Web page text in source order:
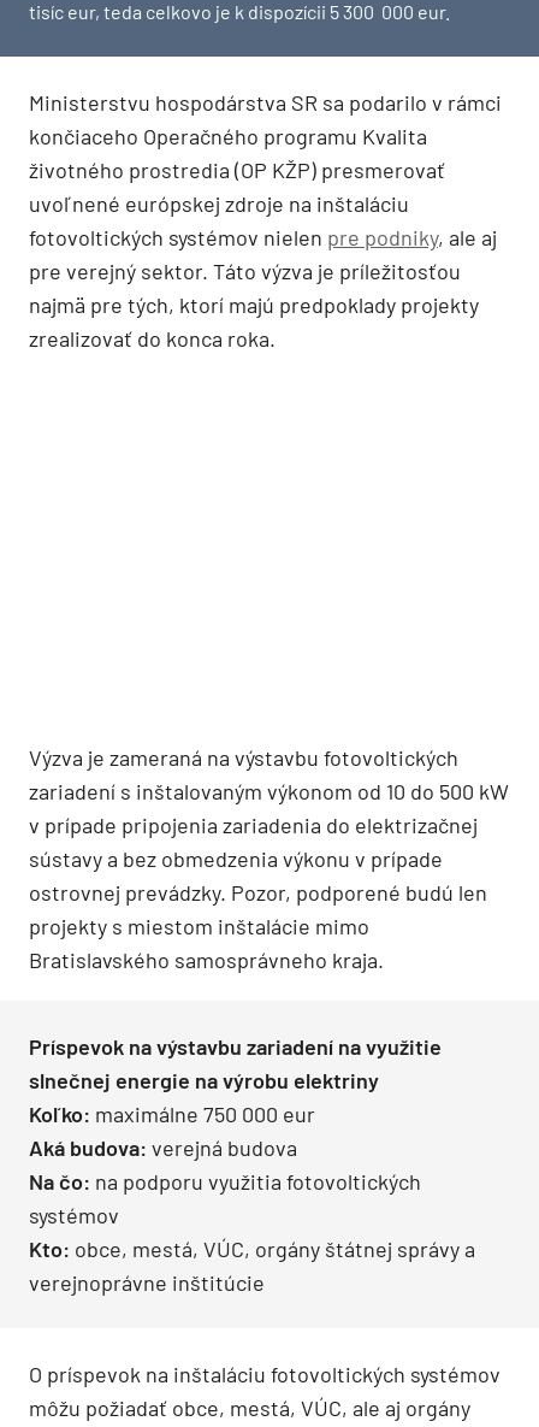
tisíc eur, teda celkovo je k dispozícii 5 300 000 eur.
Ministerstvu hospodárstva SR sa podarilo v rámci
končiaceho Operačného programu Kvalita
životného prostredia (OP KŽP) presmerovať
uvoľnené európskej zdroje na inštaláciu
fotovoltických systémov nielen pre podniky, ale aj
pre verejný sektor. Táto výzva je príležitosťou
najmä pre tých, ktorí majú predpoklady projekty
zrealizovať do konca roka.
Výzva je zameraná na výstavbu fotovoltických
zariadení s inštalovaným výkonom od 10 do 500 kW
v prípade pripojenia zariadenia do elektrizačnej
sústavy a bez obmedzenia výkonu v prípade
ostrovnej prevádzky. Pozor, podporené budú len
projekty s miestom inštalácie mimo
Bratislavského samosprávneho kraja.
Príspevok na výstavbu zariadení na využitie
slnečnej energie na výrobu elektriny
Koľko: maximálne 750 000 eur
Aká budova: verejná budova
Na čo: na podporu využitia fotovoltických
systémov
Kto: obce, mestá, VÚC, orgány štátnej správy a
verejnoprávne inštitúcie
O príspevok na inštaláciu fotovoltických systémov
môžu požiadať obce, mestá, VÚC, ale aj orgány